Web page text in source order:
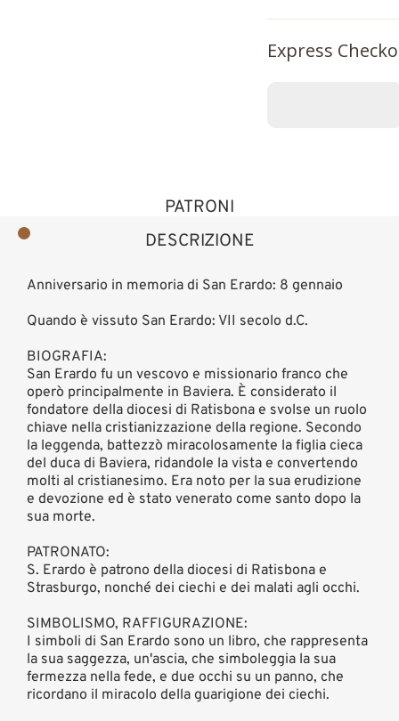
Express
DESCRIZIONE
PATRONI
Anniversario in memoria di San Erardo: 8 gennaio
Quando è vissuto San Erardo: VII secolo d.C.
BIOGRAFIA:
San Erardo fu un vescovo e missionario franco che
operò principalmente in Baviera. È considerato il
fondatore della diocesi di Ratisbona e svolse un ruolo
chiave nella cristianizzazione della regione. Secondo
la leggenda, battezzò miracolosamente la figlia cieca
del duca di Baviera, ridandole la vista e convertendo
molti al cristianesimo. Era noto per la sua erudizione
e devozione ed è stato venerato come santo dopo la
sua morte.
PATRONATO:
S. Erardo è patrono della diocesi di Ratisbona e
Strasburgo, nonché dei ciechi e dei malati agli occhi.
SIMBOLISMO, RAFFIGURAZIONE:
I simboli di San Erardo sono un libro, che rappresenta
la sua saggezza, un'ascia, che simboleggia la sua
fermezza nella fede, e due occhi su un panno, che
ricordano il miracolo della guarigione dei ciechi.